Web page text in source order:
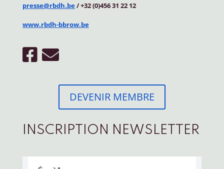
presse@rbdh.be/ +32 (0)456 31 22 12
www.rbdh-bbrow.be
DEVENIR MEMBRE
INSCRIPTION NEWSLETTER